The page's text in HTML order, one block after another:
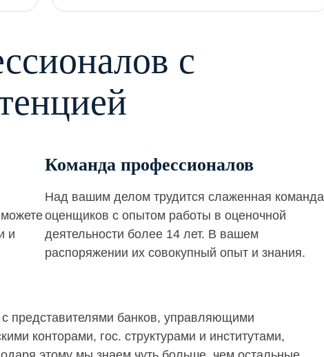
с
и
Команда профессионалов
Над вашим делом трудится слаженная команда
оценщиков с опытом работы в оценочной
деятельности более 14 лет. В вашем
распоряжении их совокупный опыт и знания.
представителями банков, управляющими
конторами, гос. структурами и институтами,